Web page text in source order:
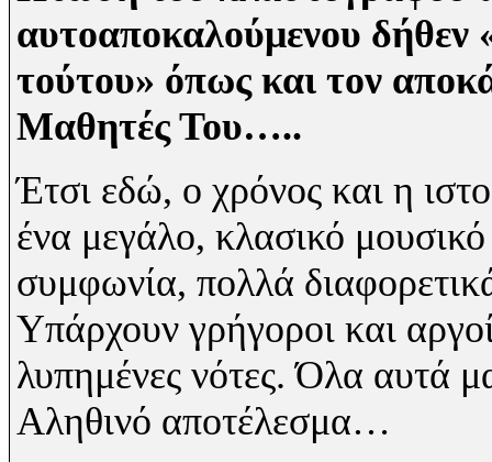
αυτοαποκαλούμενου δήθεν
τούτου» όπως και τον
Μαθητές Του…..
Έτσι εδώ, ο χρόνος και η
ένα μεγάλο, κλασικό
συμφωνία, πολλά
Υπάρχουν γρήγοροι και
λυπημένες νότες. Όλα αυτά
Αληθινό αποτέλεσμα…